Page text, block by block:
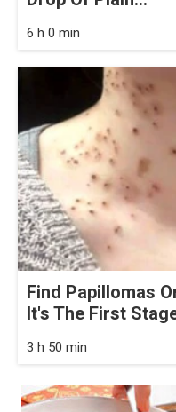
6 h 0 min
Find Papillomas
It's The First
3 h 50 min